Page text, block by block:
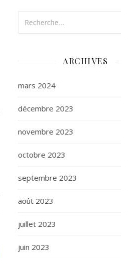
ARCHIVES
mars 2024
décembre 2023
novembre 2023
octobre 2023
septembre 2023
août 2023
juillet 2023
juin 2023